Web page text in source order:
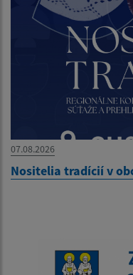
07.08.2026
Nositelia tradícií v